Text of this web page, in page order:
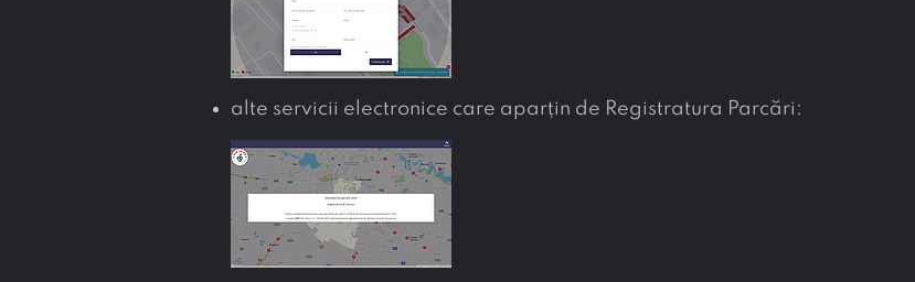
alte servicii electronice care aparțin de Registratura Parcări: